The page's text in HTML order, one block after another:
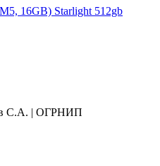
16GB) Starlight 512gb
С.А. | ОГРНИП